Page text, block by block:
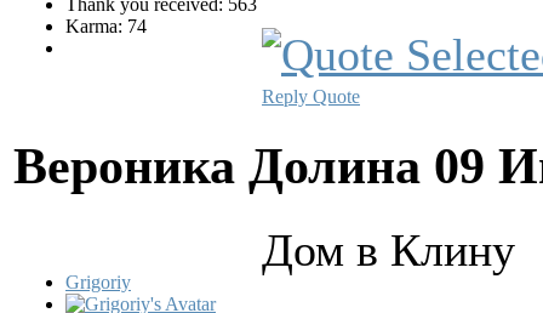
Karma: 74
Reply Quote
Вероника Долина 09
Grigoriy
Дом в Клину